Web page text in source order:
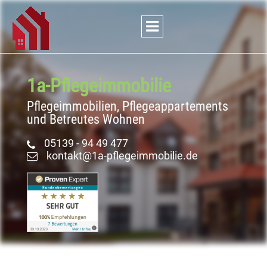
1a-Pflege­immobilie
Pflegeimmobilien, Pflegeappartements
und Betreutes Wohnen
05139 - 94 49 477
kontakt@1a-pflegeimmobilie.de